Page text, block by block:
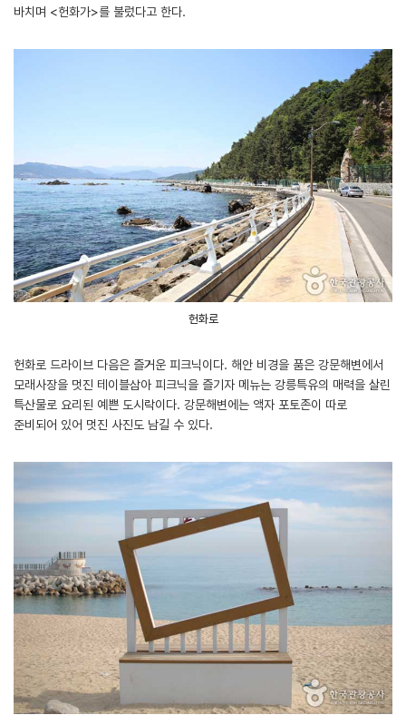
바치며 <헌화가>를 불렀다고 한다.
헌화로
헌화로 드라이브 다음은 즐거운 피크닉이다. 해안 비경을 품은 강문해변에서
모래사장을 멋진 테이블삼아 피크닉을 즐기자 메뉴는 강릉특유의 매력을 살린
특산물로 요리된 예쁜 도시락이다. 강문해변에는 액자 포토존이 따로
준비되어 있어 멋진 사진도 남길 수 있다.